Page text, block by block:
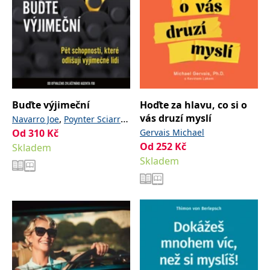
Buďte výjimeční
Navarro Joe, Poynter Sciarra
Toni
Od 310 Kč
Skladem
Hoďte za hlavu, co si o
vás druzí myslí
Gervais Michael
Od 252 Kč
Skladem